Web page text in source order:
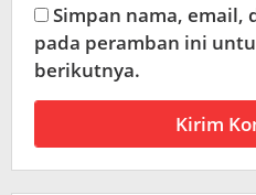
Simpan nama, email,
pada peramban ini
berikutnya.